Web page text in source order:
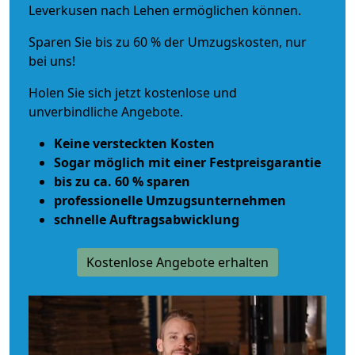
Leverkusen nach Lehen ermöglichen können.
Sparen Sie bis zu 60 % der Umzugskosten, nur
bei uns!
Holen Sie sich jetzt kostenlose und
unverbindliche Angebote.
Keine versteckten Kosten
Sogar möglich mit einer Festpreisgarantie
bis zu ca. 60 % sparen
professionelle Umzugsunternehmen
schnelle Auftragsabwicklung
Kostenlose Angebote erhalten